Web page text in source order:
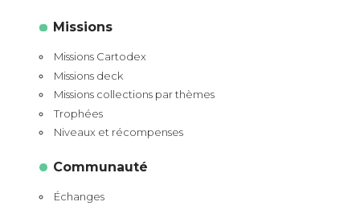
Missions
Missions Cartodex
Missions deck
Missions collections par thèmes
Trophées
Niveaux et récompenses
Communauté
Échanges